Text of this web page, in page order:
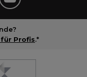
Profis.*